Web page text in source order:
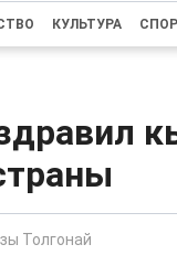
КУЛЬТУРА
Толгонай